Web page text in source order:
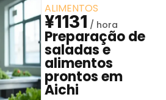
ALIMENTOS
¥1131
Preparação de
saladas e
alimentos
prontos em
Aichi